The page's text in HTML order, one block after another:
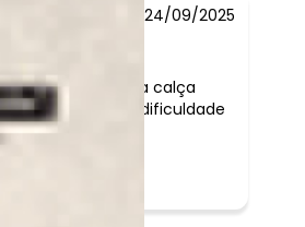
24/09/2025
esperava que a calça
alta 1,77 e tenho dificuldade